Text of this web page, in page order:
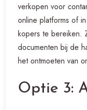
verkopen voor
online platforms of
kopers te bereiken.
documenten bij de
het ontmoeten van
Optie 3: